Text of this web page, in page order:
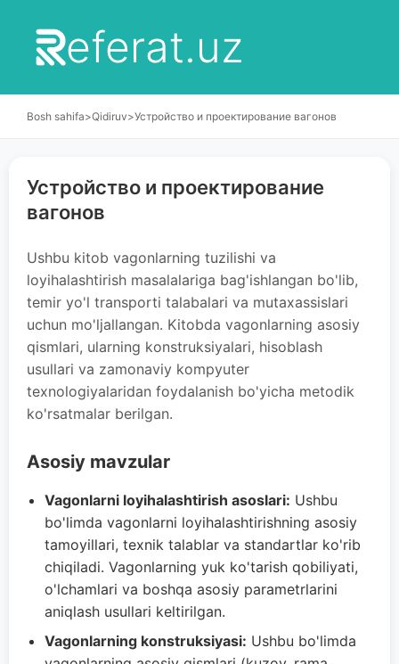
eferat.uz
Bosh sahifa>Qidiruv>Устройство и проектирование вагонов
Устройство и проектирование
вагонов
Ushbu kitob vagonlarning tuzilishi va
loyihalashtirish masalalariga bag'ishlangan bo'lib,
temir yo'l transporti talabalari va mutaxassislari
uchun mo'ljallangan. Kitobda vagonlarning asosiy
qismlari, ularning konstruksiyalari, hisoblash
usullari va zamonaviy kompyuter
texnologiyalaridan foydalanish bo'yicha metodik
ko'rsatmalar berilgan.
Asosiy mavzular
Vagonlarni loyihalashtirish asoslari: Ushbu
bo'limda vagonlarni loyihalashtirishning asosiy
tamoyillari, texnik talablar va standartlar ko'rib
chiqiladi. Vagonlarning yuk ko'tarish qobiliyati,
o'lchamlari va boshqa asosiy parametrlarini
aniqlash usullari keltirilgan.
Vagonlarning konstruksiyasi: Ushbu bo'limda